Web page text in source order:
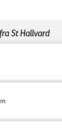
St Hallvard